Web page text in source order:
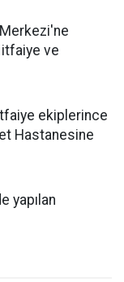
itfaiye ve
ekiplerince
Hastanesine
yapılan